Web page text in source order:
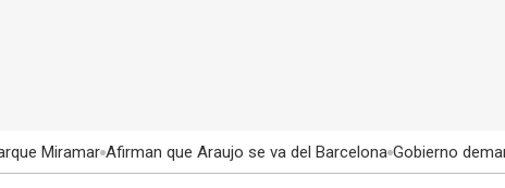
Miramar Afirman que Araujo se va del Barcelona Gobierno